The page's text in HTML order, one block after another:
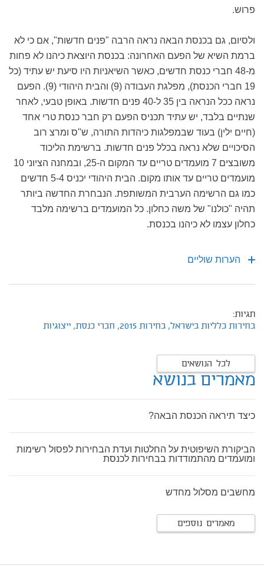
פרוש.
ולסיום, גם בכנסת הבאה נראה הרבה "פנים חדשות", אם כי לא
ברמת השיא של הפעם האחרונה: בכנסת היוצאת כיהנו לא פחות
מ-48 חברי כנסת חדשים, כאשר השיאניות היו סיעת יש עתיד (כל
19 חברי הכנסת), מפלגת העבודה (9) והבית היהודי (9). הפעם
נראה ככל הנראה בין 35 ל-40 פנים חדשות. באופן טבעי, לאחר
שנתיים בלבד, יש עתיד תכניס הפעם רק חבר כנסת טרי אחד
(חיים ילין) בעוד שבמפלגות כיהדות התורה, ש"ס ומרצ רוב
הסיכויים שלא נראה בכלל פנים חדשות. ברשימת הליכוד
משובצים 7 מועמדים טריים עד המקום ה-25, ובמחנה הציוני 10
מועמדים טריים עד אותו מקום. הבית היהודי יכניס 5-4 חדשים
כמו גם הרשימה הערבית המשותפת. הנבחרת החדשה ביותר
תהיה "כולנו" של משה כחלון. כל המועמדים ברשימה מלבד
כחלון עצמו לא כיהנו בכנסת.
הערות שוליים
תגיות:
בחירות כלליות בישראל, בחירות 2015, חברי כנסת, ייצוגיות
לכל הנושאים
מאמרים בנושא
כיצד תיראה הכנסת הבאה?
הביקורת השיפוטית על החלטות ועדת הבחירות לפסול רשימות
ומועמדים מהתמודדות בבחירות לכנסת
מחשבים מסלול מחדש
מאמרים נוספים